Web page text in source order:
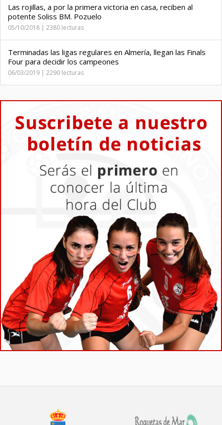
Las rojillas, a por la primera victoria en casa, reciben al
potente Soliss BM. Pozuelo
05/10/2018 | 2380 lecturas
Terminadas las ligas regulares en Almería, llegan las Finals
Four para decidir los campeones
06/03/2019 | 2290 lecturas